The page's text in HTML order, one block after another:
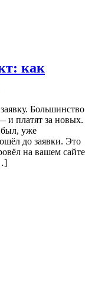
как
Большинство
и платят за новых.
был, уже
до заявки. Это
на вашем сайте